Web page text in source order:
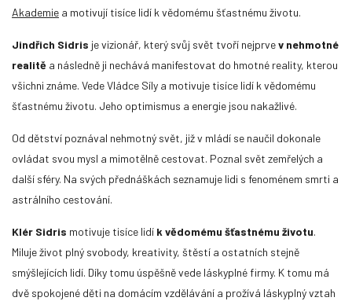
Akademie a motivují tisíce lidí k vědomému šťastnému životu.
Jindřich Sidris je vizionář, který svůj svět tvoří nejprvev nehmotné
realitě a následně ji nechává manifestovat do hmotné reality, kterou
všichni známe. Vede Vládce Síly a motivuje tisíce lidí k vědomému
šťastnému životu. Jeho optimismus a energie jsou nakažlivé.
Od dětství poznával nehmotný svět, již v mládí se naučil dokonale
ovládat svou mysl a mimotělně cestovat. Poznal svět zemřelých a
další sféry. Na svých přednáškách seznamuje lidi s fenoménem smrti a
astrálního cestování.
Klér Sidris motivuje tisíce lidí k vědomému šťastnému životu.
Miluje život plný svobody, kreativity, štěstí a ostatních stejně
smýšlejících lidí. Díky tomu úspěšně vede láskyplné firmy. K tomu má
dvě spokojené děti na domácím vzdělávání a prožívá láskyplný vztah